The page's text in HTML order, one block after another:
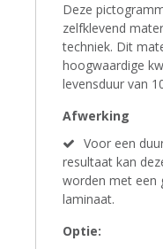
Deze
zelfklevend
techniek. Dit
hoogwaardige
levensduur van
Afwerking
Voor een
resultaat kan
worden met een
laminaat.
Optie: